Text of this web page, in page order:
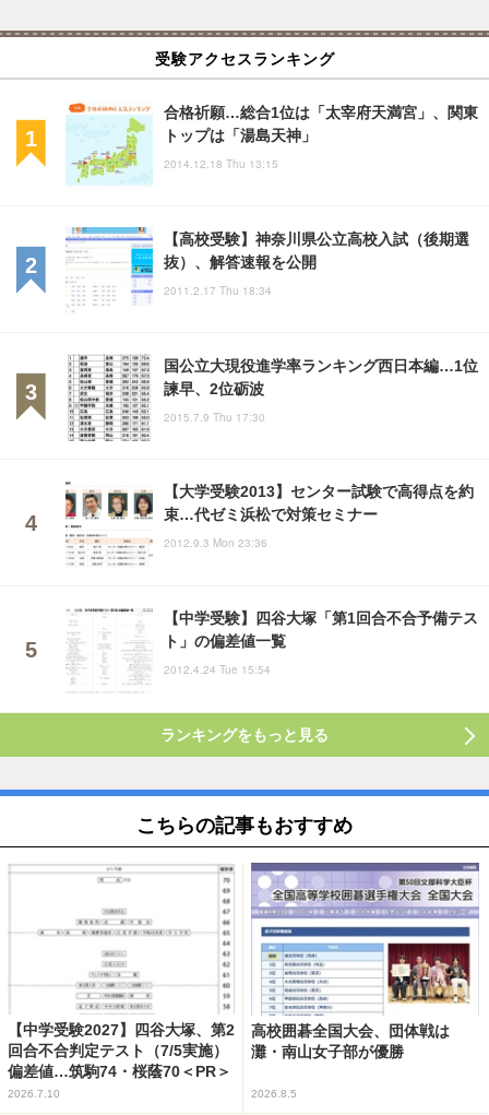
受験アクセスランキング
合格祈願…総合1位は「太宰府天満宮」、関東
トップは「湯島天神」
2014.12.18 Thu 13:15
【高校受験】神奈川県公立高校入試（後期選
抜）、解答速報を公開
2011.2.17 Thu 18:34
国公立大現役進学率ランキング西日本編…1位
諫早、2位砺波
2015.7.9 Thu 17:30
【大学受験2013】センター試験で高得点を約
束…代ゼミ浜松で対策セミナー
2012.9.3 Mon 23:36
【中学受験】四谷大塚「第1回合不合予備テス
ト」の偏差値一覧
2012.4.24 Tue 15:54
ランキングをもっと見る
こちらの記事もおすすめ
【中学受験2027】四谷大塚、第2
回合不合判定テスト（7/5実施）
偏差値…筑駒74・桜蔭70＜PR＞
2026.7.10
高校囲碁全国大会、団体戦は
灘・南山女子部が優勝
2026.8.5